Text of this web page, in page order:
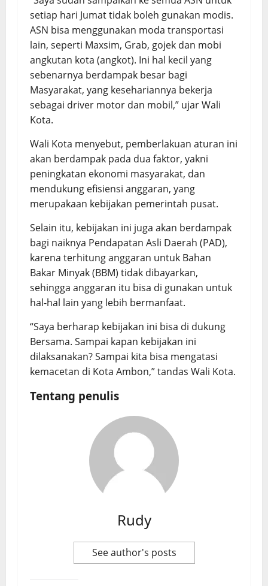
setiap hari Jumat tidak boleh gunakan modis.
ASN bisa menggunakan moda transportasi
lain, seperti Maxsim, Grab, gojek dan mobi
angkutan kota (angkot). Ini hal kecil yang
sebenarnya berdampak besar bagi
Masyarakat, yang kesehariannya bekerja
sebagai driver motor dan mobil,” ujar Wali
Kota.
Wali Kota menyebut, pemberlakuan aturan ini
akan berdampak pada dua faktor, yakni
peningkatan ekonomi masyarakat, dan
mendukung efisiensi anggaran, yang
merupakaan kebijakan pemerintah pusat.
Selain itu, kebijakan ini juga akan berdampak
bagi naiknya Pendapatan Asli Daerah (PAD),
karena terhitung anggaran untuk Bahan
Bakar Minyak (BBM) tidak dibayarkan,
sehingga anggaran itu bisa di gunakan untuk
hal-hal lain yang lebih bermanfaat.
“Saya berharap kebijakan ini bisa di dukung
Bersama. Sampai kapan kebijakan ini
dilaksanakan? Sampai kita bisa mengatasi
kemacetan di Kota Ambon,” tandas Wali Kota.
Tentang penulis
Rudy
See author's posts